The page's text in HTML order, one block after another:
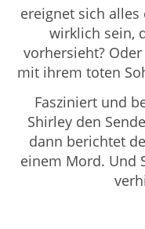
ereignet sich alles
wirklich sein,
vorhersieht?
mit ihrem toten
Fasziniert und
Shirley den
dann berichtet
einem Mord. Und